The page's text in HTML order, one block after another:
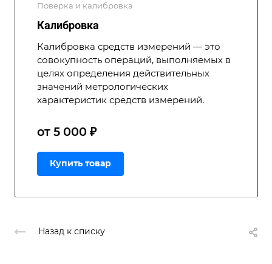
Поверка и калибровка
Калибровка
Калибровка средств измерений — это
совокупность операций, выполняемых в
целях определения действительных
значений метрологических
характеристик средств измерений.
от 5 000 ₽
Купить товар
Назад к списку